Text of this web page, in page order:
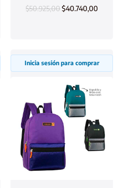
$50.925,00$40.740,00
Inicia sesión para comprar